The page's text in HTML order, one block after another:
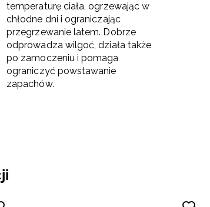
temperaturę ciała, ogrzewając w
chłodne dni i ograniczając
przegrzewanie latem. Dobrze
odprowadza wilgoć, działa także
po zamoczeniu i pomaga
ograniczyć powstawanie
zapachów.